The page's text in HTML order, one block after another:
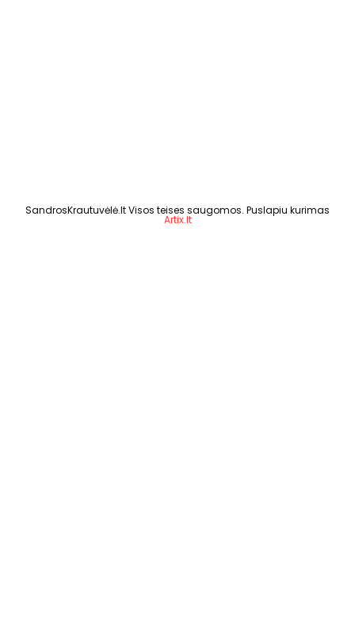
SandrosKrautuvėlė.lt Visos teises saugomos. Puslapiu kurimas
Artix.lt